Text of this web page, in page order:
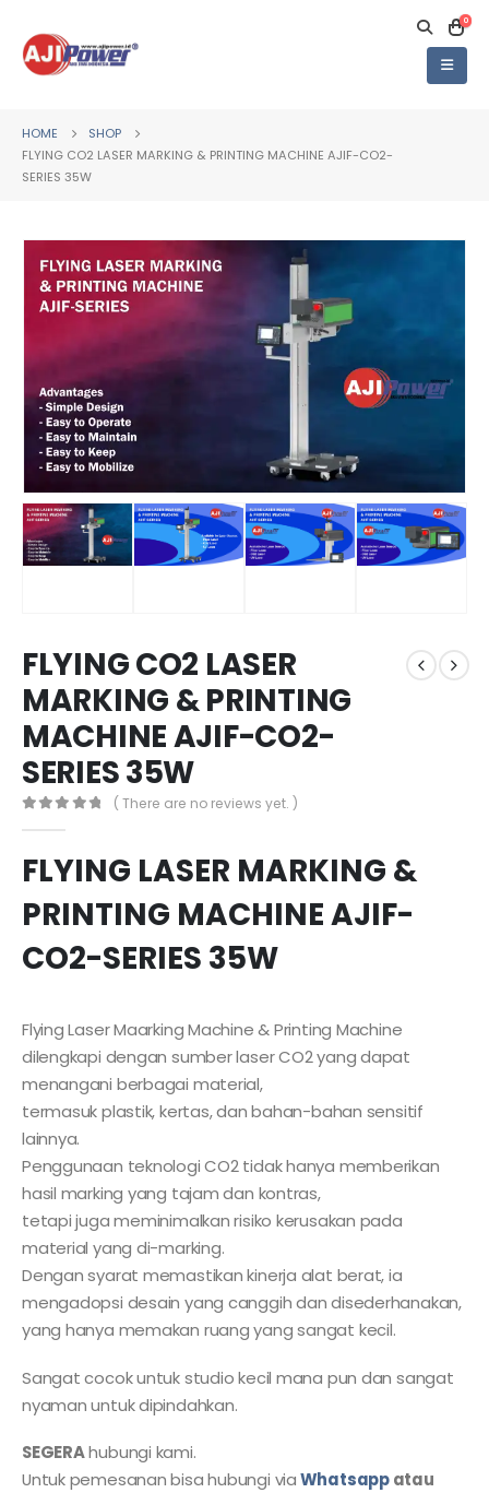
0
HOME
SHOP
FLYING CO2 LASER MARKING & PRINTING MACHINE AJIF-CO2-
SERIES 35W
FLYING CO2 LASER
MARKING & PRINTING
MACHINE AJIF-CO2-
SERIES 35W
( There are no reviews yet. )
FLYING LASER MARKING &
PRINTING MACHINE AJIF-
CO2-SERIES 35W
Flying Laser Maarking Machine & Printing Machine
dilengkapi dengan sumber laser CO2 yang dapat
menangani berbagai material,
termasuk plastik, kertas, dan bahan-bahan sensitif
lainnya.
Penggunaan teknologi CO2 tidak hanya memberikan
hasil marking yang tajam dan kontras,
tetapi juga meminimalkan risiko kerusakan pada
material yang di-marking.
Dengan syarat memastikan kinerja alat berat, ia
mengadopsi desain yang canggih dan disederhanakan,
yang hanya memakan ruang yang sangat kecil.
Sangat cocok untuk studio kecil mana pun dan sangat
nyaman untuk dipindahkan.
SEGERAhubungi kami.
Untuk pemesanan bisa hubungi viaWhatsappatau